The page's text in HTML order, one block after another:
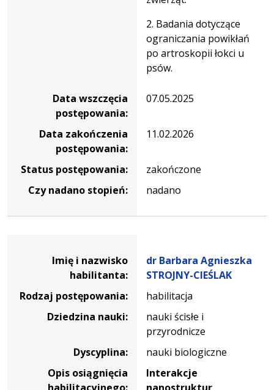
2. Badania dotyczące
ograniczania powikłań
po artroskopii łokci u
psów.
Data wszczęcia
postępowania:
07.05.2025
Data zakończenia
postępowania:
11.02.2026
Status postępowania:
zakończone
Czy nadano stopień:
nadano
Imię i nazwisko
habilitanta:
dr Barbara Agnieszka
STROJNY-CIEŚLAK
Rodzaj postępowania:
habilitacja
Dziedzina nauki:
nauki ścisłe i
przyrodnicze
Dyscyplina:
nauki biologiczne
Opis osiągnięcia
habilitacyjnego:
Interakcje
nanostruktur